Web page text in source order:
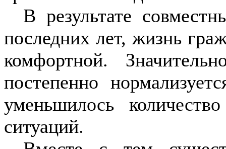
В результате
последних лет, жизнь
комфортной.
постепенно
уменьшилось
ситуаций.